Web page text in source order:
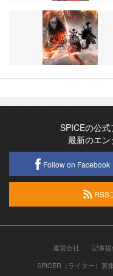
SPICEの公
最新のエン
Follow on Facebook
RSS
運営会社 記事
SPICER（ライター）募